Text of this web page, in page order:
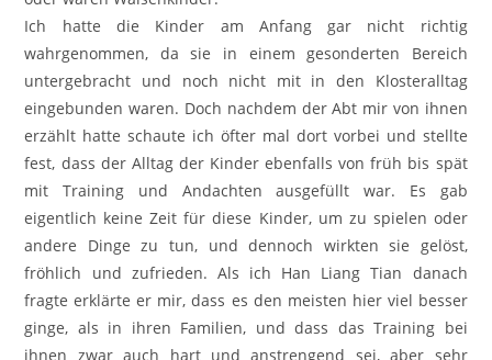
Ich hatte die Kinder am Anfang gar nicht richtig
wahrgenommen, da sie in einem gesonderten Bereich
untergebracht und noch nicht mit in den Klosteralltag
eingebunden waren. Doch nachdem der Abt mir von ihnen
erzählt hatte schaute ich öfter mal dort vorbei und stellte
fest, dass der Alltag der Kinder ebenfalls von früh bis spät
mit Training und Andachten ausgefüllt war. Es gab
eigentlich keine Zeit für diese Kinder, um zu spielen oder
andere Dinge zu tun, und dennoch wirkten sie gelöst,
fröhlich und zufrieden. Als ich Han Liang Tian danach
fragte erklärte er mir, dass es den meisten hier viel besser
ginge, als in ihren Familien, und dass das Training bei
ihnen zwar auch hart und anstrengend sei, aber sehr